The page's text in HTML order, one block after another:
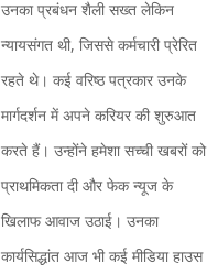
उनका प्रबंधन शैली सख्त लेकिन
न्यायसंगत थी, जिससे कर्मचारी प्रेरित
रहते थे। कई वरिष्ठ पत्रकार उनके
मार्गदर्शन में अपने करियर की शुरुआत
करते हैं। उन्होंने हमेशा सच्ची खबरों को
प्राथमिकता दी और फेक न्यूज के
खिलाफ आवाज उठाई। उनका
कार्यसिद्धांत आज भी कई मीडिया हाउस